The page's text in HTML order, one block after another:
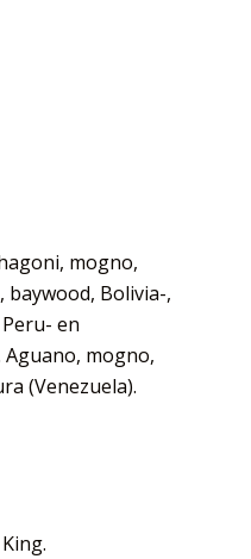
mogno,
baywood, Bolivia-,
en
mogno,
(Venezuela).